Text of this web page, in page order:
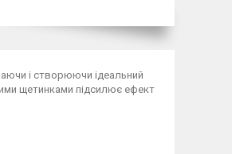
і створюючи ідеальний
щетинками підсилює ефект